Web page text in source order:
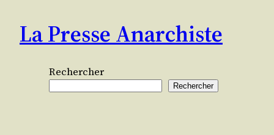
contenu
La Presse Anarchiste
Rechercher
Rechercher